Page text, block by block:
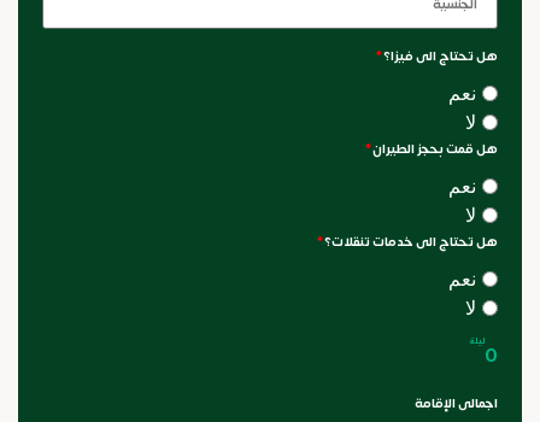
هل تحتاج الى فيزا؟*
نعم
لا
هل قمت بحجز الطيران*
نعم
لا
هل تحتاج الى خدمات تنقلات؟*
نعم
لا
0ليلة
اجمالى الإقامة